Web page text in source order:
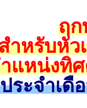
ฤก
ำหรับหัว
แหน่งทิ
ประจำเดื